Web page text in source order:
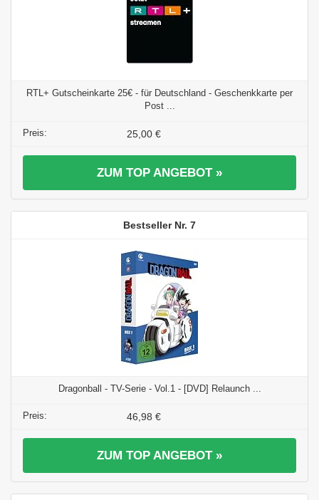
RTL+ Gutscheinkarte 25€ - für Deutschland - Geschenkkarte per
Post ...
25,00 €
ZUM TOP ANGEBOT »
7
Dragonball - TV-Serie - Vol.1 - [DVD] Relaunch ...
46,98 €
ZUM TOP ANGEBOT »